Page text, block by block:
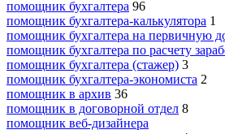
помощник бухгалтера 96
помощник бухгалтера-калькулятора 1
помощник бухгалтера на первичную
помощник бухгалтера по расчету
помощник бухгалтера (стажер) 3
помощник бухгалтера-экономиста 2
помощник в архив 36
помощник в договорной отдел 8
помощник веб-дизайнера